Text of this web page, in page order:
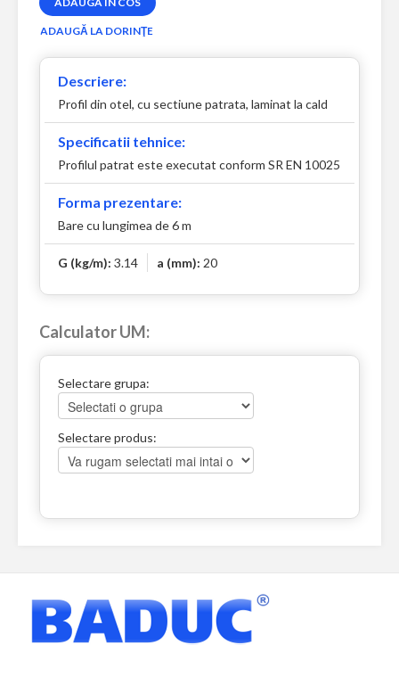
Descriere:
Profil din otel, cu sectiune patrata, laminat la cald
Specificatii tehnice:
Profilul patrat este executat conform SR EN 10025
Forma prezentare:
Bare cu lungimea de 6 m
G (kg/m): 3.14 a (mm): 20
Calculator UM:
Selectare grupa:
Selectare produs: